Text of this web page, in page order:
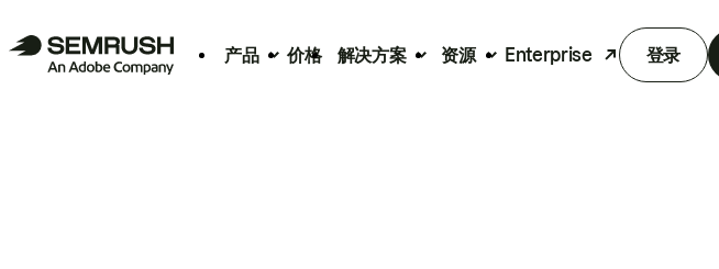
产品 价格 解决方案 资源 Enterprise 登录